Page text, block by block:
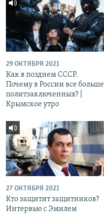
29 ОКТЯБРЯ 2021
Как в позднем СССР.
Почему в России все больше
политзаключенных? |
Крымское утро
27 ОКТЯБРЯ 2021
Кто защитит защитников?
Интервью с Эмилем